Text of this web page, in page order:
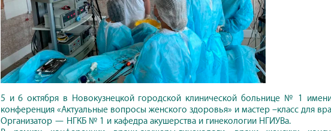
5 и 6 октября в Новокузнецкой городской клинической больнице № 1 имени
конференция «Актуальные вопросы женского здоровья» и мастер –класс для
Организатор — НГКБ № 1 и кафедра акушерства и гинекологии НГИУВа.